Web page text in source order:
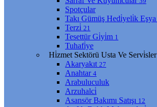
Spotçular
Takı Gümüş Hedi̇yeli̇k Eşya
Terzi̇ 21
Tesettür Gi̇yi̇m 1
Tuhafi̇ye
Hi̇zmet Sektörü Usta Ve Servi̇sler
Akaryakıt 27
Anahtar 4
Arabuluculuk
Arzuhalci̇
Asansör Bakımı Satışı 12